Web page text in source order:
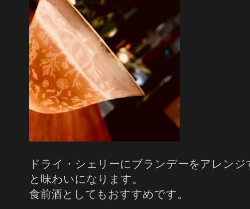
ドライ・シェリーにブランデーをアレン
と味わいになります。
食前酒としてもおすすめです。